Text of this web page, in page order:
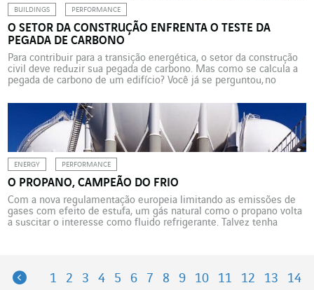
BUILDINGS PERFORMANCE
O SETOR DA CONSTRUÇÃO ENFRENTA O TESTE DA
PEGADA DE CARBONO
Para contribuir para a transição energética, o setor da construção
civil deve reduzir sua pegada de carbono. Mas como se calcula a
pegada de carbono de um edifício? Você já se perguntou, no
está corretamente isolado, com que materiais foi construído, de
onde foram trazidos, em que tipo de terreno, natural ou agrícola, foi
instalado, que quantidade […]
ENERGY PERFORMANCE
O PROPANO, CAMPEÃO DO FRIO
Com a nova regulamentação europeia limitando as emissões de
gases com efeito de estufa, um gás natural como o propano volta
a suscitar o interesse como fluido refrigerante. Talvez tenha
Previous
1 2 3 4 5 6 7 8 9 10 11 12 13
14